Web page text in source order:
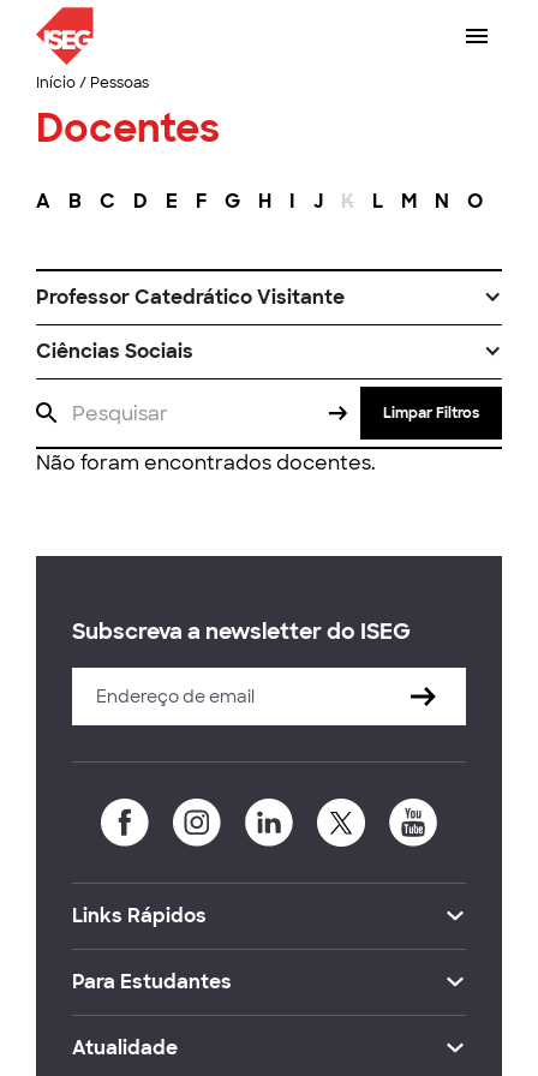
Início/ Pessoas
Docentes
A B C D E F G H I J K L M N O
Professor Catedrático Visitante
Ciências Sociais
Limpar Filtros
Não foram encontrados docentes.
Subscreva a newsletter do ISEG
Links Rápidos
Para Estudantes
Atualidade